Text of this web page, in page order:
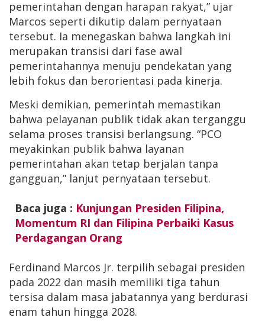
pemerintahan dengan harapan rakyat,” ujar
Marcos seperti dikutip dalam pernyataan
tersebut. Ia menegaskan bahwa langkah ini
merupakan transisi dari fase awal
pemerintahannya menuju pendekatan yang
lebih fokus dan berorientasi pada kinerja.
Meski demikian, pemerintah memastikan
bahwa pelayanan publik tidak akan terganggu
selama proses transisi berlangsung. “PCO
meyakinkan publik bahwa layanan
pemerintahan akan tetap berjalan tanpa
gangguan,” lanjut pernyataan tersebut.
Baca juga : Kunjungan Presiden Filipina,
Momentum RI dan Filipina Perbaiki Kasus
Perdagangan Orang
Ferdinand Marcos Jr. terpilih sebagai presiden
pada 2022 dan masih memiliki tiga tahun
tersisa dalam masa jabatannya yang berdurasi
enam tahun hingga 2028.